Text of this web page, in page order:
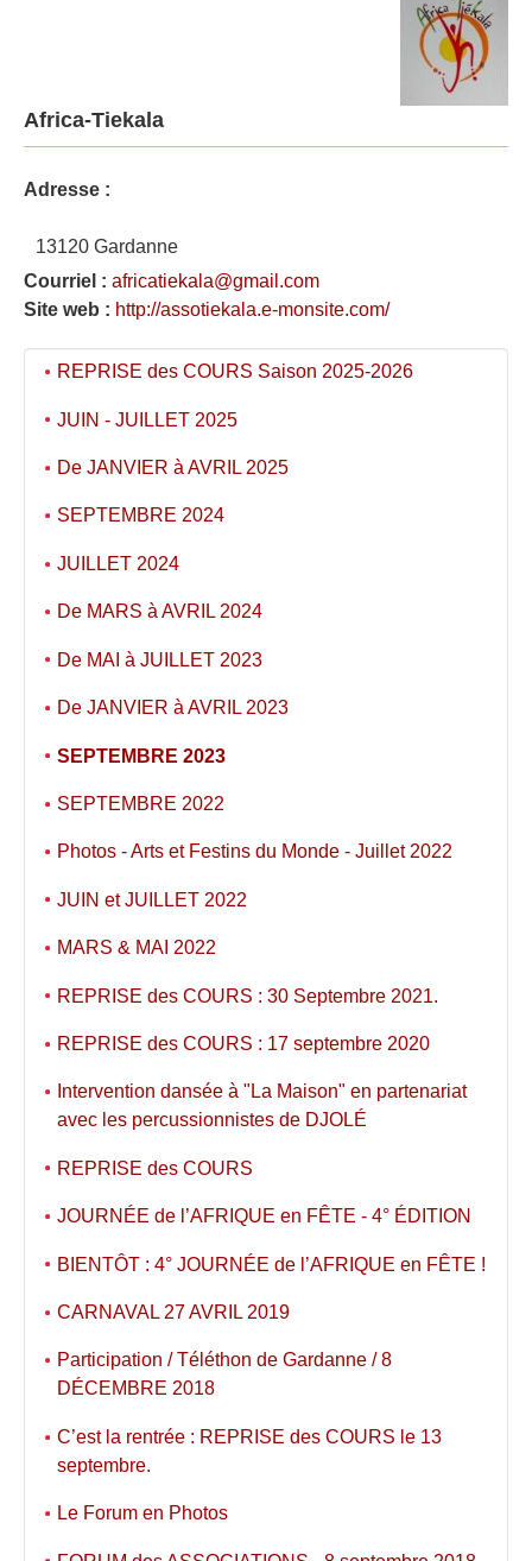
Africa-Tiekala
Adresse :
13120 Gardanne
Courriel : africatiekala@gmail.com
Site web : http://assotiekala.e-monsite.com/
REPRISE des COURS Saison 2025-2026
JUIN - JUILLET 2025
De JANVIER à AVRIL 2025
SEPTEMBRE 2024
JUILLET 2024
De MARS à AVRIL 2024
De MAI à JUILLET 2023
De JANVIER à AVRIL 2023
SEPTEMBRE 2023
SEPTEMBRE 2022
Photos - Arts et Festins du Monde - Juillet 2022
JUIN et JUILLET 2022
MARS & MAI 2022
REPRISE des COURS : 30 Septembre 2021.
REPRISE des COURS : 17 septembre 2020
Intervention dansée à "La Maison" en partenariat
avec les percussionnistes de DJOLÉ
REPRISE des COURS
JOURNÉE de l’AFRIQUE en FÊTE - 4° ÉDITION
BIENTÔT : 4° JOURNÉE de l’AFRIQUE en FÊTE !
CARNAVAL 27 AVRIL 2019
Participation / Téléthon de Gardanne / 8
DÉCEMBRE 2018
C’est la rentrée : REPRISE des COURS le 13
septembre.
Le Forum en Photos